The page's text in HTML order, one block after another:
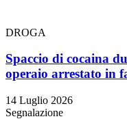
DROGA
Spaccio di cocaina
operaio arrestato in
14 Luglio 2026
Segnalazione